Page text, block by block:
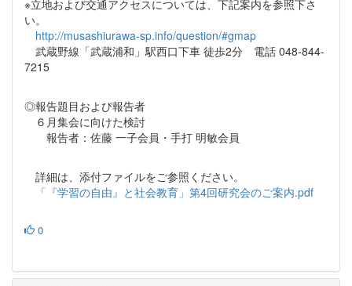
※立地および交通アクセスについては、下記案内を参照下さ
い。
http://musashiurawa-sp.info/question/#gmap
武蔵野線「武蔵浦和」駅西口下車 徒歩2分 電話 048-844-
7215
◎報告題目および報告者
６月集会に向けた検討
報告者：佐藤 一子会員・手打 明敏会員
詳細は、添付ファイルをご参照ください。
「『学習の自由』と社会教育」第4回研究会のご案内.pdf
0